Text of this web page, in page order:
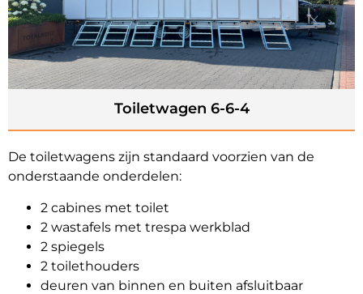
Toiletwagen 6-6-4
De toiletwagens zijn standaard voorzien van de
onderstaande onderdelen:
2 cabines met toilet
2 wastafels met trespa werkblad
2 spiegels
2 toilethouders
deuren van binnen en buiten afsluitbaar